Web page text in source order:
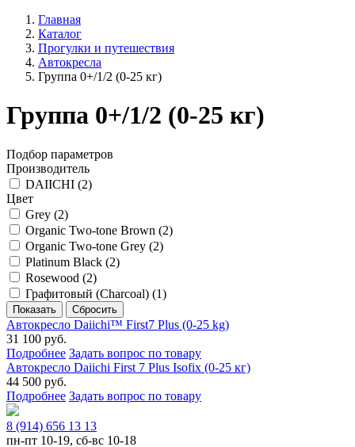
Главная
Каталог
Прогулки и путешествия
Автокресла
Группа 0+/1/2 (0-25 кг)
Группа 0+/1/2 (0-25 кг)
Подбор параметров
Производитель
DAIICHI (2)
Цвет
Grey (2)
Organic Two-tone Brown (2)
Organic Two-tone Grey (2)
Platinum Black (2)
Rosewood (2)
Графитовый (Charcoal) (1)
Автокресло Daiichi™ First7 Plus (0-25 kg)
31 100 руб.
Подробнее Задать вопрос по товару
Автокресло Daiichi First 7 Plus Isofix (0-25 кг)
44 500 руб.
Подробнее Задать вопрос по товару
8 (914) 656 13 13
пн-пт 10-19, сб-вс 10-18